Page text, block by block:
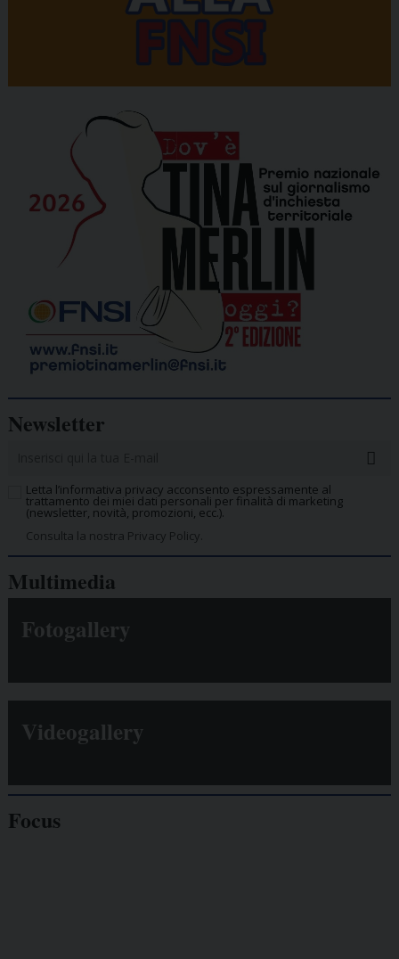
Newsletter
Letta l’informativa privacy acconsento espressamente al
trattamento dei miei dati personali per finalità di marketing
(newsletter, novità, promozioni, ecc.).
Consulta la nostra Privacy Policy.
Multimedia
Fotogallery
Videogallery
Focus